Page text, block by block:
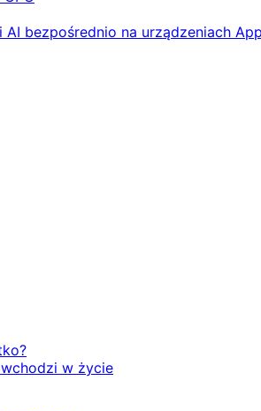
bezpośrednio na urządzeniach
w życie